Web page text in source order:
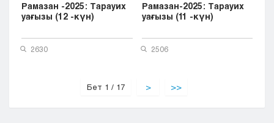
Рамазан -2025: Тарауих
уағызы (12 -күн)
2630
Рамазан-2025: Тарауих
уағызы (11 -күн)
2506
Бет 1 / 17 > >>